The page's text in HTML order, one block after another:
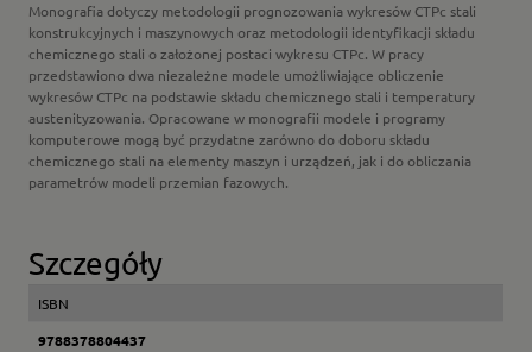
Monografia dotyczy metodologii prognozowania wykresów CTPc stali
konstrukcyjnych i maszynowych oraz metodologii identyfikacji składu
chemicznego stali o założonej postaci wykresu CTPc. W pracy
przedstawiono dwa niezależne modele umożliwiające obliczenie
wykresów CTPc na podstawie składu chemicznego stali i temperatury
austenityzowania. Opracowane w monografii modele i programy
komputerowe mogą być przydatne zarówno do doboru składu
chemicznego stali na elementy maszyn i urządzeń, jak i do obliczania
parametrów modeli przemian fazowych.
Szczegóły
ISBN
9788378804437